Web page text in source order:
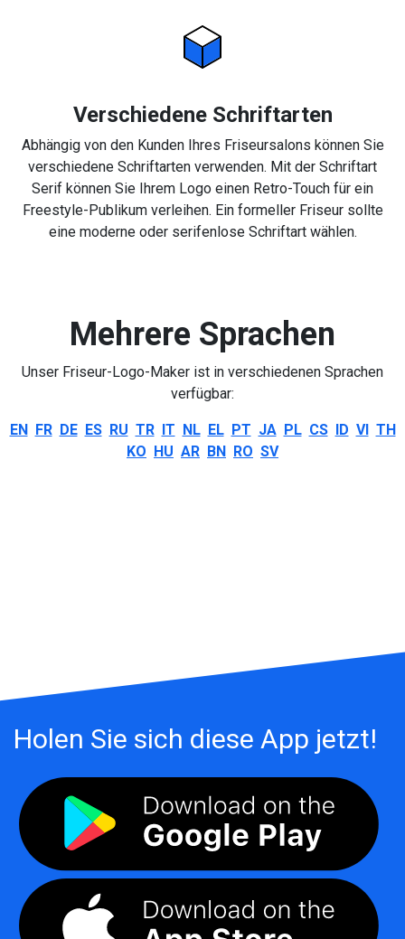
Verschiedene Schriftarten
Abhängig von den Kunden Ihres Friseursalons können Sie
verschiedene Schriftarten verwenden. Mit der Schriftart
Serif können Sie Ihrem Logo einen Retro-Touch für ein
Freestyle-Publikum verleihen. Ein formeller Friseur sollte
eine moderne oder serifenlose Schriftart wählen.
Mehrere Sprachen
Unser Friseur-Logo-Maker ist in verschiedenen Sprachen
verfügbar:
EN FR DE ES RU TR IT NL EL PT JA PL CS ID VI TH
KO HU AR BN RO SV
Holen Sie sich diese App jetzt!